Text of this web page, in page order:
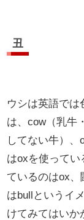
丑
ウシは英語で
は、cow（乳牛
してない牛）
はoxを使って
ているのはox
はbullというイ
けてみてはいか